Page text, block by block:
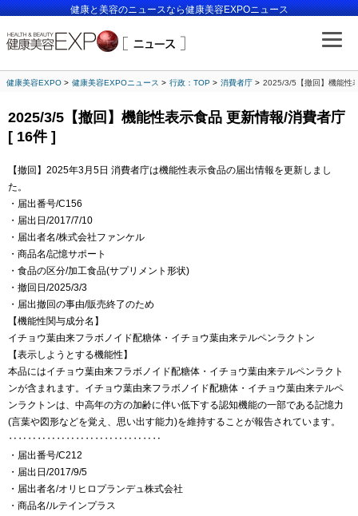
健康と美容のニュースなら健康美容EXPOニュース
健康美容EXPO 健康美容EXPOニュース 行政：TOP 消費者庁 2025/3/5【撤回】機能性
2025/3/5【撤回】機能性表示食品 更新情報/消費者庁
[ 16件 ]
【撤回】2025年3月5日 消費者庁は機能性表示食品の届出情報を更新しまし
た。
・届出番号/C156
・届出日/2017/7/10
・届出者名/株式会社ファンケル
・商品名/記憶サポート
・食品の区分/加工食品(サプリメント形状)
・撤回日/2025/3/3
・届出撤回の事由/販売終了のため
【機能性関与成分名】
イチョウ葉由来フラボノイド配糖体・イチョウ葉由来テルペンラクトン
【表示しようとする機能性】
本品にはイチョウ葉由来フラボノイド配糖体・イチョウ葉由来テルペンラクト
ンが含まれます。イチョウ葉由来フラボノイド配糖体・イチョウ葉由来テルペ
ンラクトンは、中高年の方の加齢に伴い低下する認知機能の一部である記憶力
(言葉や図形などを覚え、思い出す能力)を維持することが報告されています。
‥‥‥‥‥‥‥‥‥‥‥‥‥‥‥‥
・届出番号/C212
・届出日/2017/9/5
・届出者名/オリヒロプランデュ株式会社
・商品名/ルテインプラス